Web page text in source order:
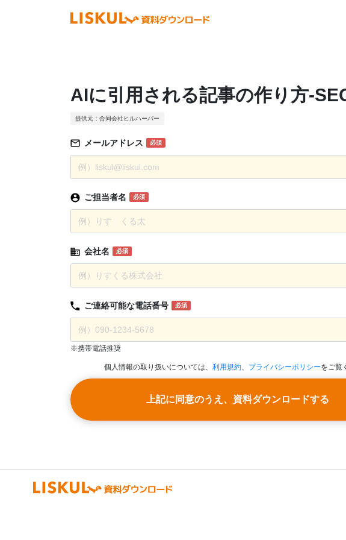
AIに引用される記事の作り方-
提供元：合同会社ヒルハーバー
メールアドレス 必須
ご担当者名 必須
会社名 必須
ご連絡可能な電話番号 必須
※携帯電話推奨
個人情報の取り扱いについては、 利用規約、 プライバシーポリシーをご覧
上記に同意のうえ、資料ダウンロードする